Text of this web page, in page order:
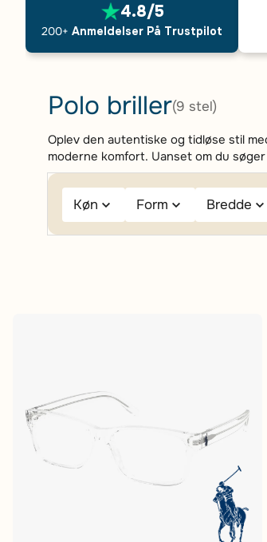
4.8/5
200+ Anmeldelser På Trustpilot
Polo briller(9 stel)
Oplev den autentiske og tidløse stil
moderne komfort. Uanset om du
Køn Form Bredde